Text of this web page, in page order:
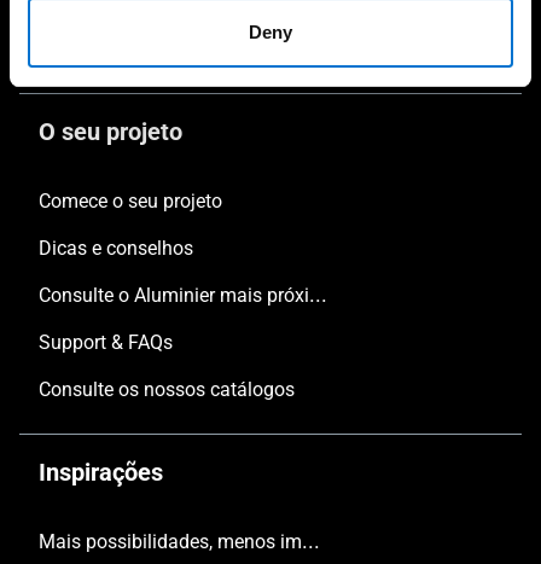
Deny
O seu projeto
Comece o seu projeto
Dicas e conselhos
Consulte o Aluminier mais próximo
Support & FAQs
Consulte os nossos catálogos
Inspirações
Mais possibilidades, menos impacto